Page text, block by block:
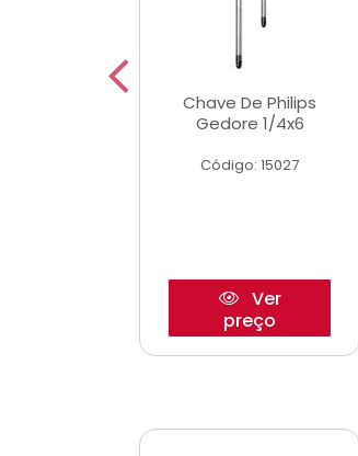
Chave De Philips
Gedore 1/4x6
Código: 15027
Ver
preço